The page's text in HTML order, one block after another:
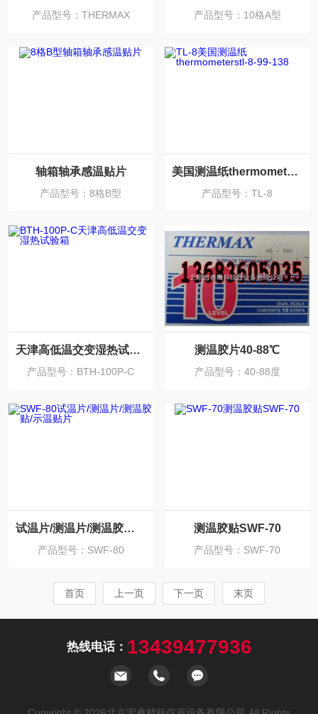
产品型号：THERMAX 产品型号：10格A型
轴箱轴承感温贴片
产品型号：8格B型
美国测温纸thermometerstl-8-99-138
产品型号：TL-8
天津高低温交变湿热试验箱
产品型号：BTH-100P-C
测温胶片40-88℃
产品型号：40-88度
试温片/测温片/测温胶贴/示温贴片
产品型号：SWF-80
测温胶贴SWF-70
产品型号：SWF-70
首页 上一页 下一页 末页
热线电话： 13439477936